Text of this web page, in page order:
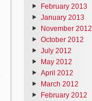
February 2013
January 2013
November 2012
October 2012
July 2012
May 2012
April 2012
March 2012
February 2012